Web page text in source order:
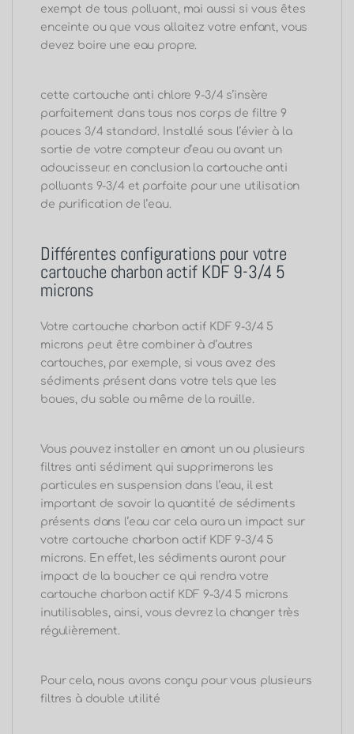
exempt de tous polluant, mai aussi si vous êtes
enceinte ou que vous allaitez votre enfant, vous
devez boire une eau propre.
cette cartouche anti chlore 9-3/4 s’insère
parfaitement dans tous nos corps de filtre 9
pouces 3/4 standard. Installé sous l’évier à la
sortie de votre compteur d’eau ou avant un
adoucisseur. en conclusion la cartouche anti
polluants 9-3/4 et parfaite pour une utilisation
de purification de l’eau.
Différentes configurations pour votre
cartouche charbon actif KDF 9-3/4 5
microns
Votre cartouche charbon actif KDF 9-3/4 5
microns peut être combiner à d’autres
cartouches, par exemple, si vous avez des
sédiments présent dans votre tels que les
boues, du sable ou même de la rouille.
Vous pouvez installer en amont un ou plusieurs
filtres anti sédiment qui supprimerons les
particules en suspension dans l’eau, il est
important de savoir la quantité de sédiments
présents dans l’eau car cela aura un impact sur
votre cartouche charbon actif KDF 9-3/4 5
microns. En effet, les sédiments auront pour
impact de la boucher ce qui rendra votre
cartouche charbon actif KDF 9-3/4 5 microns
inutilisables, ainsi, vous devrez la changer très
régulièrement.
Pour cela, nous avons conçu pour vous plusieurs
filtres à double utilité